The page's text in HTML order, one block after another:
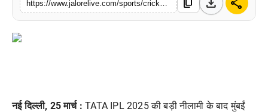
content_copy
नई दिल्ली, 25 मार्च : TATA IPL 2025 की बड़ी नीलामी के बाद मुंबईं